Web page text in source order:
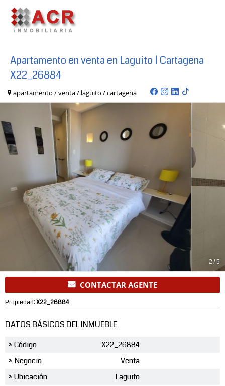
Apartamento en venta en Laguito | Cartagena
X22_26884
apartamento / venta / laguito / cartagena
2/5
CONTACTAR AGENTE
Propiedad:X22_26884
DATOS BÁSICOS DEL INMUEBLE
» Código
X22_26884
» Negocio
Venta
» Ubicación
Laguito